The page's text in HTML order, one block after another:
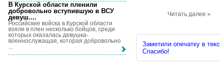
Читать далее »
Заметили опечатку в
Спасибо!
В Курской области пленили
добровольно вступившую в ВСУ
девуш....
Российские войска в Курской области
взяли в плен несколько бойцов, среди
которых оказалась девушка-
военнослужащая, которая добровольно
...